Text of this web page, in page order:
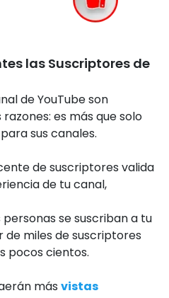
las Suscriptores de
de YouTube son
es más que solo
sus canales.
de suscriptores valida
de tu canal,
se suscriban a tu
de miles de suscriptores
pocos cientos.
más vistas